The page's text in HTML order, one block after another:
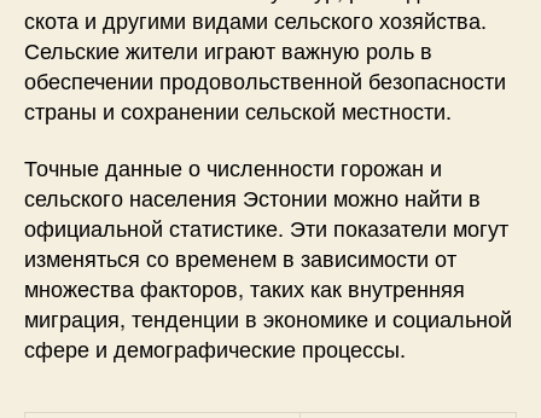
скота и другими видами сельского хозяйства.
Сельские жители играют важную роль в
обеспечении продовольственной безопасности
страны и сохранении сельской местности.
Точные данные о численности горожан и
сельского населения Эстонии можно найти в
официальной статистике. Эти показатели могут
изменяться со временем в зависимости от
множества факторов, таких как внутренняя
миграция, тенденции в экономике и социальной
сфере и демографические процессы.